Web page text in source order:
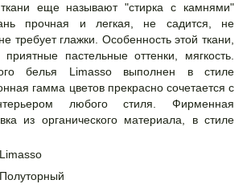
еще называют "стирка с камнями"
прочная и легкая, не садится, не
требует глажки. Особенность этой ткани,
приятные пастельные оттенки, мягкость.
белья Limasso выполнен в стиле
гамма цветов прекрасно сочетается с
любого стиля. Фирменная
из органического материала, в стиле
Limasso
Полуторный